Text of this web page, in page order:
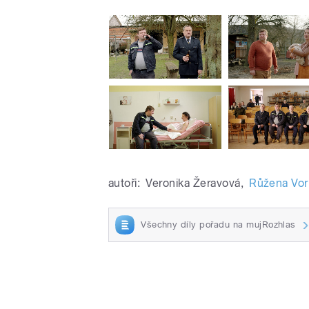
autoři: Veronika Žeravová, Růžena
Všechny díly pořadu na mujRozhlas